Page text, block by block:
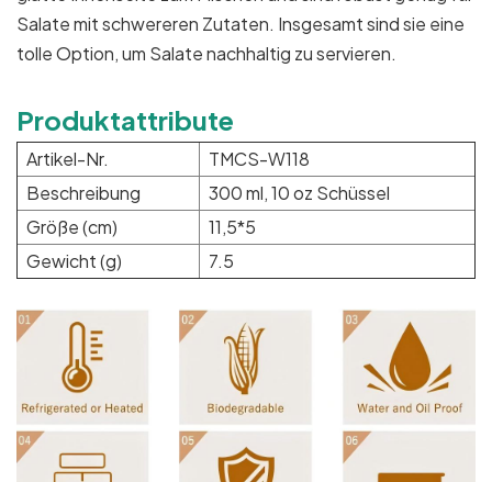
Salate mit schwereren Zutaten. Insgesamt sind sie eine
tolle Option, um Salate nachhaltig zu servieren.
Produktattribute
Artikel-Nr.
TMCS-W118
Beschreibung
300 ml, 10 oz Schüssel
Größe (cm)
11,5*5
Gewicht (g)
7.5